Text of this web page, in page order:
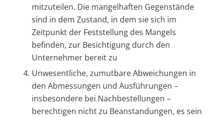
mitzuteilen. Die mangelhaften Gegenstände
sind in dem Zustand, in dem sie sich im
Zeitpunkt der Feststellung des Mangels
befinden, zur Besichtigung durch den
Unternehmer bereit zu
Unwesentliche, zumutbare Abweichungen in
den Abmessungen und Ausführungen –
insbesondere bei Nachbestellungen –
berechtigen nicht zu Beanstandungen, es sein